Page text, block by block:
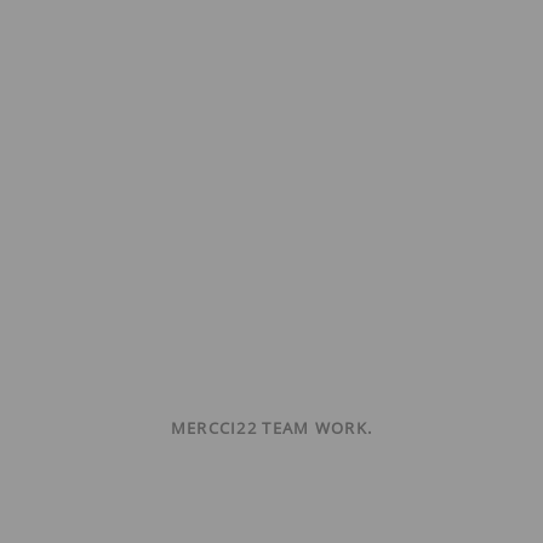
MERCCI22 TEAM WORK.